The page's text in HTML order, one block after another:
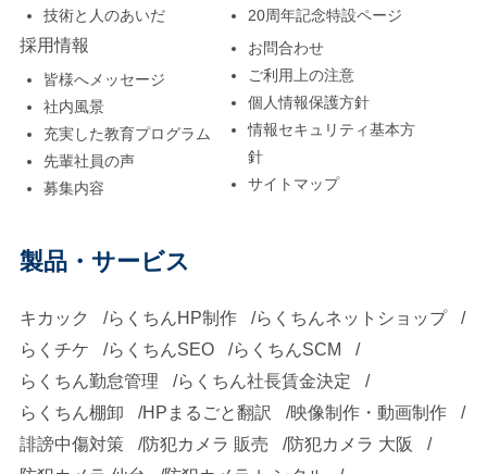
技術と人のあいだ
20周年記念特設ページ
採用情報
皆様へメッセージ
社内風景
充実した教育プログラム
先輩社員の声
募集内容
お問合わせ
ご利用上の注意
個人情報保護方針
情報セキュリティ基本方
針
サイトマップ
製品・サービス
キカック らくちんHP制作
らくちんネットショップ
らくチケ
らくちんSEO
らくちんSCM
らくちん勤怠管理
らくちん社長賃金決定
らくちん棚卸
HPまるごと翻訳
映像制作・動画制作
誹謗中傷対策
防犯カメラ 販売
防犯カメラ 大阪